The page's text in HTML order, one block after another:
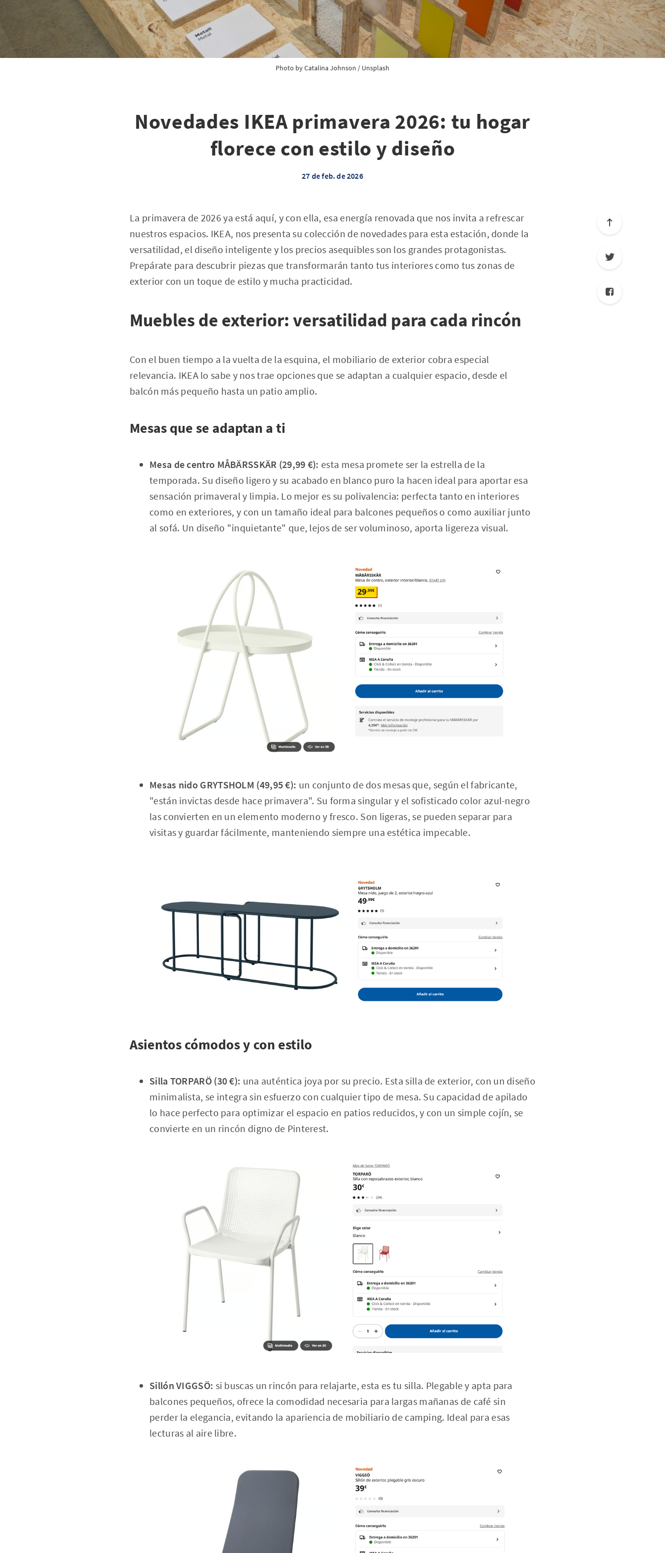
Photo by Catalina Johnson / Unsplash
Novedades IKEA primavera 2026: tu hogar
florece con estilo y diseño
27 de feb. de 2026
La primavera de 2026 ya está aquí, y con ella, esa energía renovada que nos invita a refrescar
nuestros espacios. IKEA, nos presenta su colección de novedades para esta estación, donde la
versatilidad, el diseño inteligente y los precios asequibles son los grandes protagonistas.
Prepárate para descubrir piezas que transformarán tanto tus interiores como tus zonas de
exterior con un toque de estilo y mucha practicidad.
Muebles de exterior: versatilidad para cada rincón
Con el buen tiempo a la vuelta de la esquina, el mobiliario de exterior cobra especial
relevancia. IKEA lo sabe y nos trae opciones que se adaptan a cualquier espacio, desde el
balcón más pequeño hasta un patio amplio.
Mesas que se adaptan a ti
Mesa de centro MÅBÄRSSKÄR (29,99 €): esta mesa promete ser la estrella de la
temporada. Su diseño ligero y su acabado en blanco puro la hacen ideal para aportar esa
sensación primaveral y limpia. Lo mejor es su polivalencia: perfecta tanto en interiores
como en exteriores, y con un tamaño ideal para balcones pequeños o como auxiliar junto
al sofá. Un diseño "inquietante" que, lejos de ser voluminoso, aporta ligereza visual.
Mesas nido GRYTSHOLM (49,95 €): un conjunto de dos mesas que, según el fabricante,
"están invictas desde hace primavera". Su forma singular y el sofisticado color azul-negro
las convierten en un elemento moderno y fresco. Son ligeras, se pueden separar para
visitas y guardar fácilmente, manteniendo siempre una estética impecable.
Asientos cómodos y con estilo
Silla TORPARÖ (30 €): una auténtica joya por su precio. Esta silla de exterior, con un diseño
minimalista, se integra sin esfuerzo con cualquier tipo de mesa. Su capacidad de apilado
lo hace perfecto para optimizar el espacio en patios reducidos, y con un simple cojín, se
convierte en un rincón digno de Pinterest.
Sillón VIGGSÖ: si buscas un rincón para relajarte, esta es tu silla. Plegable y apta para
balcones pequeños, ofrece la comodidad necesaria para largas mañanas de café sin
perder la elegancia, evitando la apariencia de mobiliario de camping. Ideal para esas
lecturas al aire libre.